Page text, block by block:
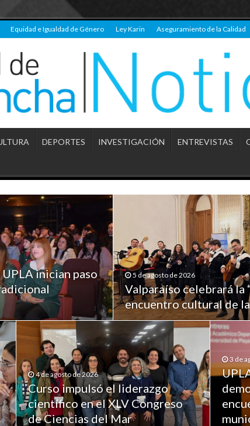
Equidad e Igualdad de Género Ley Karin Aseguramiento de la Calidad
DEPORTES INVESTIGACIÓN ENTREVISTAS
inician paso
5 de agosto de 2026
Valparaíso celebrará la
encuentro cultural de
4 de agosto de 2026
Curso impulsó el liderazgo
científico en el XLV Congreso
de Ciencias del Mar
3 de